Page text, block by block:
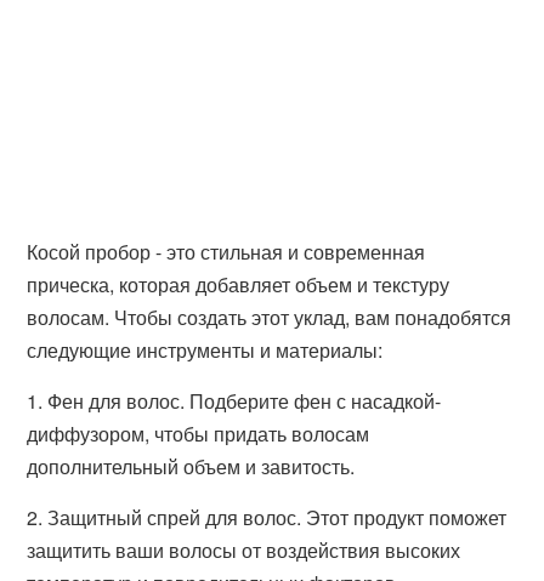
Косой пробор - это стильная и современная
прическа, которая добавляет объем и текстуру
волосам. Чтобы создать этот уклад, вам понадобятся
следующие инструменты и материалы:
1. Фен для волос. Подберите фен с насадкой-
диффузором, чтобы придать волосам
дополнительный объем и завитость.
2. Защитный спрей для волос. Этот продукт поможет
защитить ваши волосы от воздействия высоких